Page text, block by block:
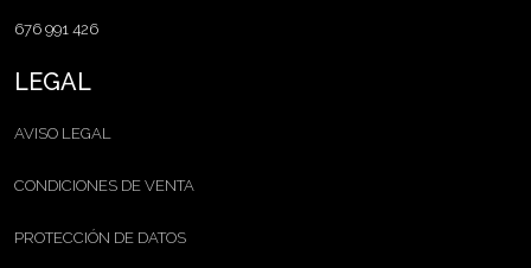
676 991 426
LEGAL
AVISO LEGAL
CONDICIONES DE VENTA
PROTECCIÓN DE DATOS